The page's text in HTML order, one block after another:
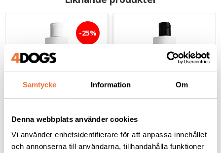
Samtycke Information Om
Denna webbplats använder cookies
Vi använder enhetsidentifierare för att anpassa innehållet
och annonserna till användarna, tillhandahålla funktioner
Hypoallergenic Rithual
schampo - 300 ml
Hundschampo för mycket känslig eller allergibenägen hud
25%
schampo - 300 ml
Allroundschampo med 5-i-1-formula